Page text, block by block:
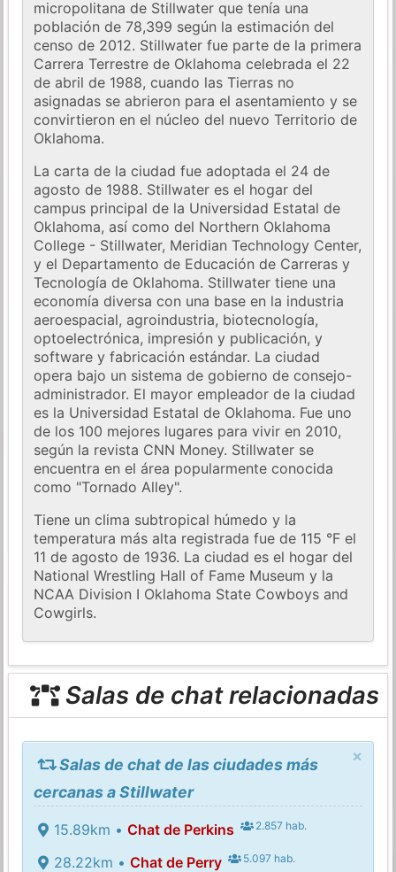
micropolitana de Stillwater que tenía una
población de 78,399 según la estimación del
censo de 2012. Stillwater fue parte de la primera
Carrera Terrestre de Oklahoma celebrada el 22
de abril de 1988, cuando las Tierras no
asignadas se abrieron para el asentamiento y se
convirtieron en el núcleo del nuevo Territorio de
Oklahoma.
La carta de la ciudad fue adoptada el 24 de
agosto de 1988. Stillwater es el hogar del
campus principal de la Universidad Estatal de
Oklahoma, así como del Northern Oklahoma
College - Stillwater, Meridian Technology Center,
y el Departamento de Educación de Carreras y
Tecnología de Oklahoma. Stillwater tiene una
economía diversa con una base en la industria
aeroespacial, agroindustria, biotecnología,
optoelectrónica, impresión y publicación, y
software y fabricación estándar. La ciudad
opera bajo un sistema de gobierno de consejo-
administrador. El mayor empleador de la ciudad
es la Universidad Estatal de Oklahoma. Fue uno
de los 100 mejores lugares para vivir en 2010,
según la revista CNN Money. Stillwater se
encuentra en el área popularmente conocida
como "Tornado Alley".
Tiene un clima subtropical húmedo y la
temperatura más alta registrada fue de 115 °F el
11 de agosto de 1936. La ciudad es el hogar del
National Wrestling Hall of Fame Museum y la
NCAA Division I Oklahoma State Cowboys and
Cowgirls.
Salas de chat relacionadas
×
Salas de chat de las ciudades más
cercanas a Stillwater
15.89km • Chat de Perkins 2.857 hab.
28.22km • Chat de Perry 5.097 hab.